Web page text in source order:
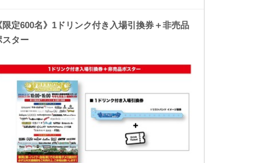
限定600名》1ドリンク付き入場引換券＋非売品
スター